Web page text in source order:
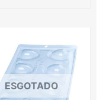
ESGOTADO